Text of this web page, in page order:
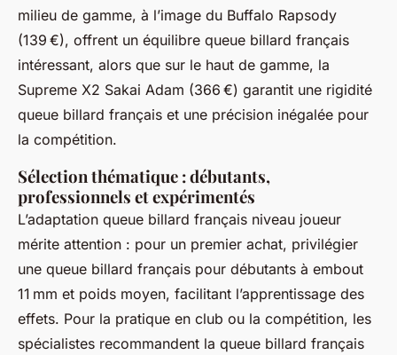
milieu de gamme, à l’image du Buffalo Rapsody
(139 €), offrent un équilibre queue billard français
intéressant, alors que sur le haut de gamme, la
Supreme X2 Sakai Adam (366 €) garantit une rigidité
queue billard français et une précision inégalée pour
la compétition.
Sélection thématique : débutants,
professionnels et expérimentés
L’adaptation queue billard français niveau joueur
mérite attention : pour un premier achat, privilégier
une queue billard français pour débutants à embout
11 mm et poids moyen, facilitant l’apprentissage des
effets. Pour la pratique en club ou la compétition, les
spécialistes recommandent la queue billard français